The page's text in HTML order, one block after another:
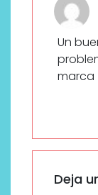
Un
marca
Deja